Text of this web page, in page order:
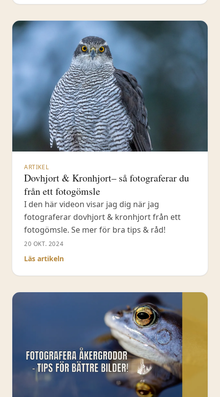
ARTIKEL
Dovhjort & Kronhjort– så fotograferar du
från ett fotogömsle
I den här videon visar jag dig när jag
fotograferar dovhjort & kronhjort från ett
fotogömsle. Se mer för bra tips & råd!
20 OKT. 2024
Läs artikeln